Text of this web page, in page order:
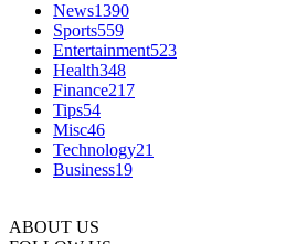
News1390
Sports559
Entertainment523
Health348
Finance217
Tips54
Misc46
Technology21
Business19
ABOUT US